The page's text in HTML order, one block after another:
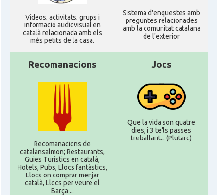
Ví­deos, activitats, grups i
informació audiovisual en
català relacionada amb els
més petits de la casa.
Sistema d'enquestes amb
preguntes relacionades
amb la comunitat catalana
de l'exterior
Recomanacions
Recomanacions de
catalansalmon; Restaurants,
Guies Turístics en català,
Hotels, Pubs, Llocs fantàstics,
Llocs on comprar menjar
català, Llocs per veure el
Barça ...
Jocs
Que la vida son quatre
dies, i 3 te'ls passes
treballant... (Plutarc)